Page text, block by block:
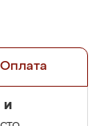
Оплата
и